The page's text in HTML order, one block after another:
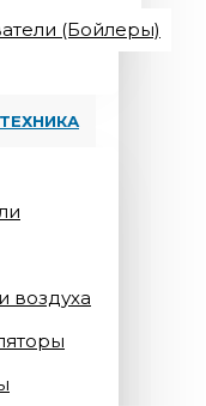
(Бойлеры)
воздуха